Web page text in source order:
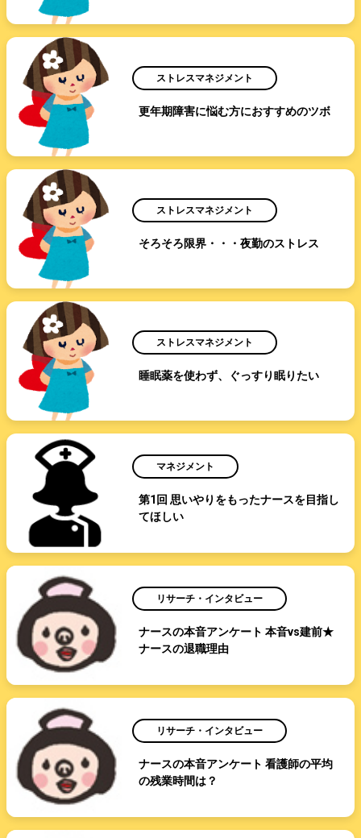
ストレスマネジメント
更年期障害に悩む方におすすめのツボ
ストレスマネジメント
そろそろ限界・・・夜勤のストレス
ストレスマネジメント
睡眠薬を使わず、ぐっすり眠りたい
マネジメント
第1回 思いやりをもったナースを目指し
てほしい
リサーチ・インタビュー
ナースの本音アンケート 本音vs建前★
ナースの退職理由
リサーチ・インタビュー
ナースの本音アンケート 看護師の平均
の残業時間は？